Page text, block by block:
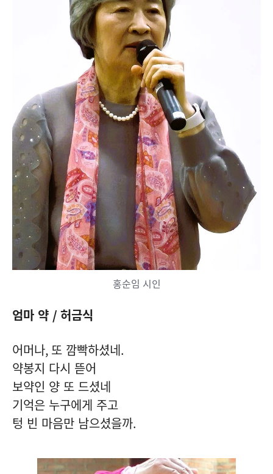
홍순임 시인
엄마 약 / 허금식
어머나, 또 깜빡하셨네.
약봉지 다시 뜯어
보약인 양 또 드셨네
기억은 누구에게 주고
텅 빈 마음만 남으셨을까.